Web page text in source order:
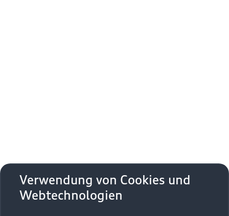
Zurück nach oben
Modelle
Verwendung von Cookies und
Webtechnologien